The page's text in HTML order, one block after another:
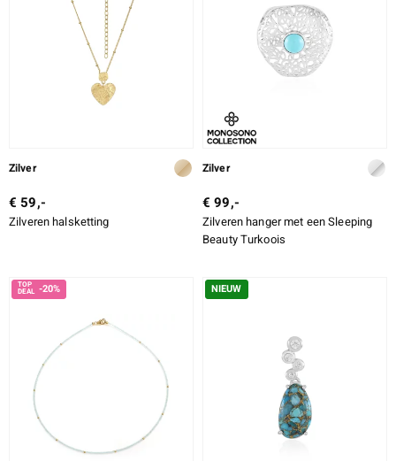
Zilver
€ 59,-
Zilveren halsketting
Zilver
€ 99,-
Zilveren hanger met een Sleeping
Beauty Turkoois
-20% NIEUW